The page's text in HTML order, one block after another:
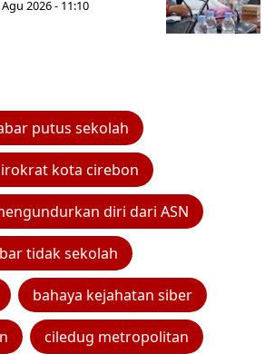
2026 - 11:10
putus sekolah
kota cirebon
diri dari ASN
tidak sekolah
bahaya kejahatan siber
ciledug metropolitan